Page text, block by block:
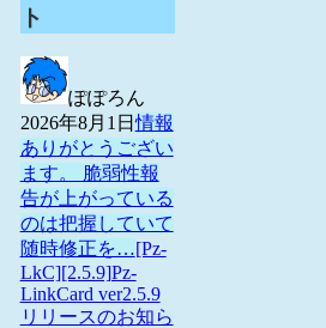
ト
ぽぽろん
2026年8月1日情報
ありがとうござい
ます。 脆弱性報
告が上がっている
のは把握していて
随時修正を…[Pz-
LkC][2.5.9]Pz-
LinkCard ver2.5.9
リリースのお知ら